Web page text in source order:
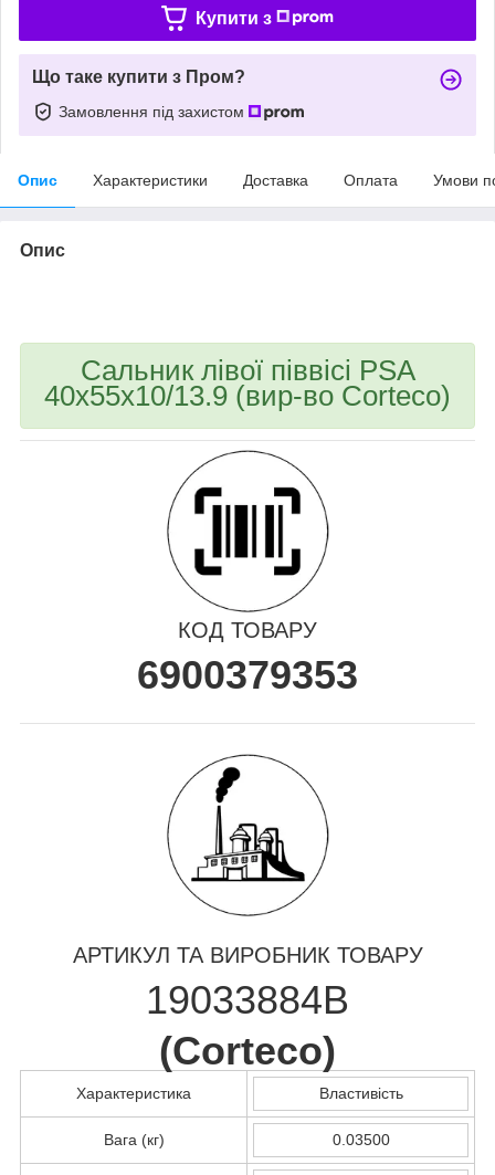
Купити з
Що таке купити з Пром?
Замовлення під захистом
Опис Характеристики Доставка Оплата Умови
Опис
Сальник лівої піввісі PSA
40x55x10/13.9 (вир-во Corteco)
КОД ТОВАРУ
6900379353
АРТИКУЛ ТА ВИРОБНИК ТОВАРУ
19033884B
(Corteco)
Характеристика Властивість
Вага (кг) 0.03500